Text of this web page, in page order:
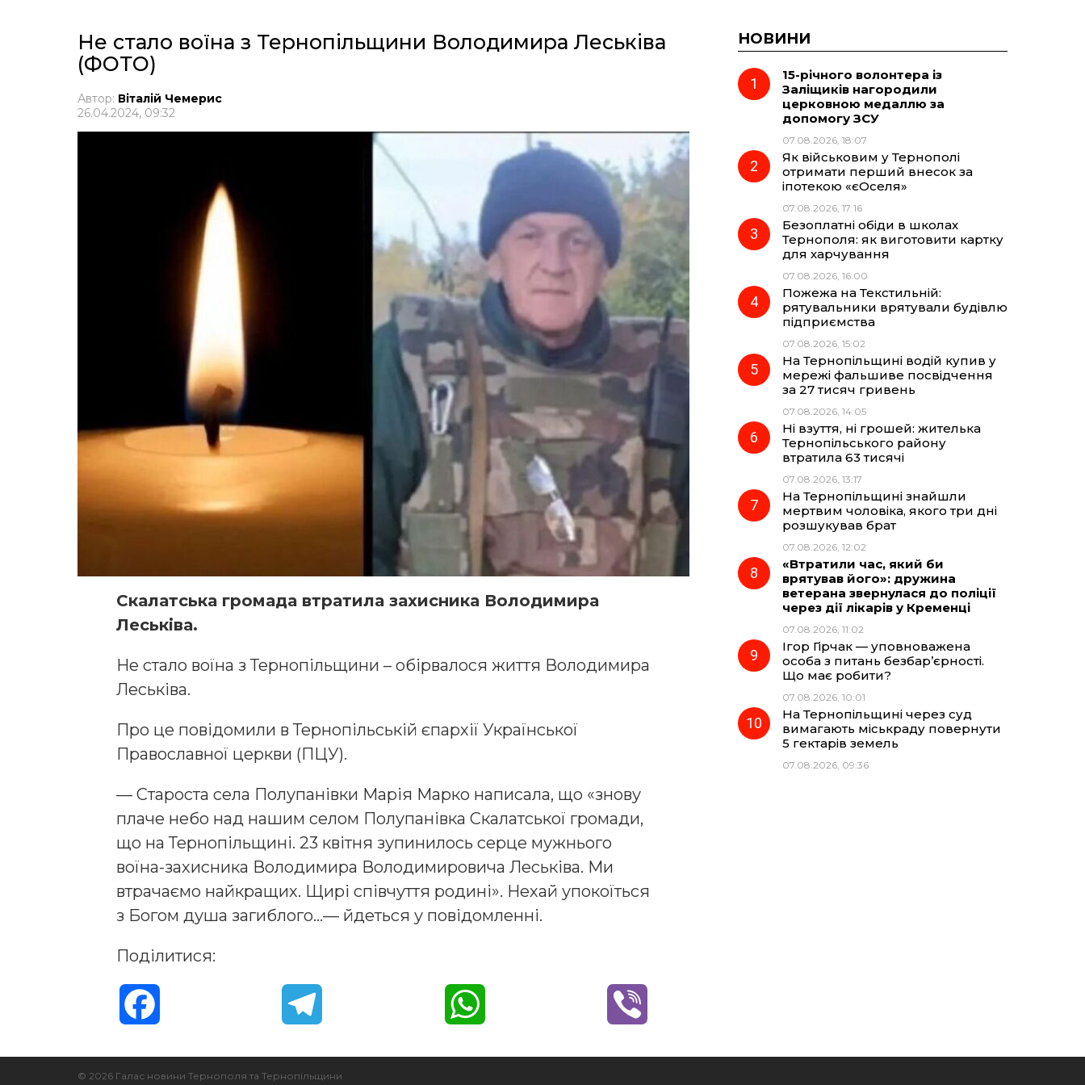
Не стало воїна з Тернопільщини Володимира Леськіва
(ФОТО)
Автор: Віталій Чемерис
26.04.2024, 09:32
Скалатська громада втратила захисника Володимира
Леськіва.
Не стало воїна з Тернопільщини – обірвалося життя Володимира
Леськіва.
Про це повідомили в Тернопільській єпархії Української
Православної церкви (ПЦУ).
— Староста села Полупанівки Марія Марко написала, що «знову
плаче небо над нашим селом Полупанівка Скалатської громади,
що на Тернопільщині. 23 квітня зупинилось серце мужнього
воїна-захисника Володимира Володимировича Леськіва. Ми
втрачаємо найкращих. Щирі співчуття родині». Нехай упокоїться
з Богом душа загиблого…— йдеться у повідомленні.
Поділитися:
НОВИНИ
15-річного волонтера із
Заліщиків нагородили
церковною медаллю за
допомогу ЗСУ
07.08.2026, 18:07
Як військовим у Тернополі
отримати перший внесок за
іпотекою «єОселя»
07.08.2026, 17:16
Безоплатні обіди в школах
Тернополя: як виготовити картку
для харчування
07.08.2026, 16:00
Пожежа на Текстильній:
рятувальники врятували будівлю
підприємства
07.08.2026, 15:02
На Тернопільщині водій купив у
мережі фальшиве посвідчення
за 27 тисяч гривень
07.08.2026, 14:05
Ні взуття, ні грошей: жителька
Тернопільського району
втратила 63 тисячі
07.08.2026, 13:17
На Тернопільщині знайшли
мертвим чоловіка, якого три дні
розшукував брат
07.08.2026, 12:02
«Втратили час, який би
врятував його»: дружина
ветерана звернулася до поліції
через дії лікарів у Кременці
07.08.2026, 11:02
Ігор Гірчак — уповноважена
особа з питань безбар’єрності.
Що має робити?
07.08.2026, 10:01
На Тернопільщині через суд
вимагають міськраду повернути
5 гектарів земель
07.08.2026, 09:36
© 2026 Галас новини Тернополя та Тернопільщини